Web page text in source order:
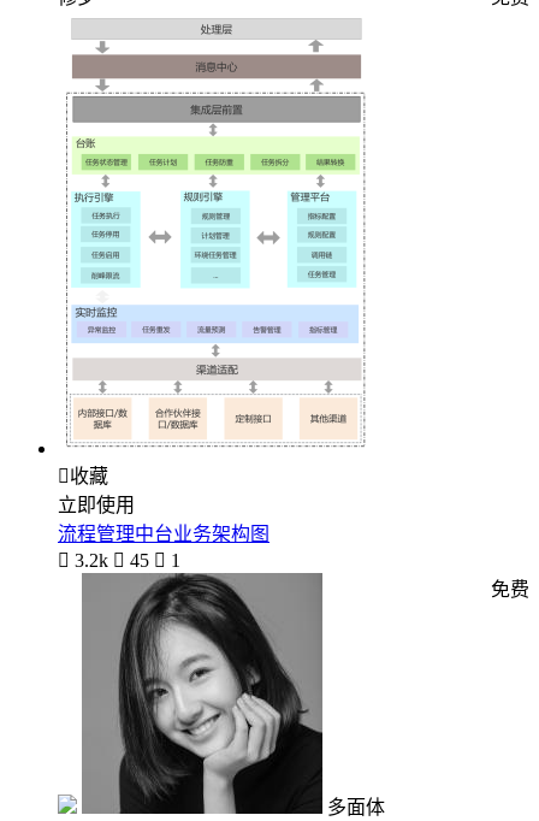
收藏
立即使用
流程管理中台业务架构图
 3.2k  45  1
多面体
免费